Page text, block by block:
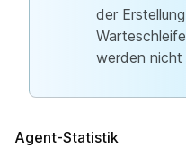
der
werden nicht
Agent-Statistik